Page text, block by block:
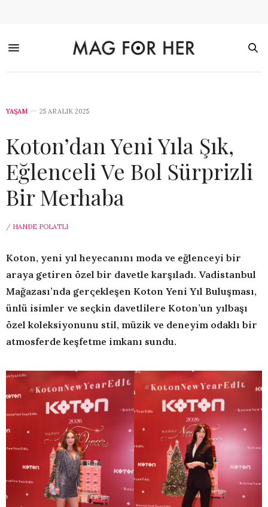
YAŞAM 25 ARALIK 2025
Koton’dan Yeni Yıla Şık,
Eğlenceli Ve Bol Sürprizli
Bir Merhaba
/ HANDE POLATLI
Koton, yeni yıl heyecanını moda ve eğlenceyi bir
araya getiren özel bir davetle karşıladı. Vadistanbul
Mağazası’nda gerçekleşen Koton Yeni Yıl Buluşması,
ünlü isimler ve seçkin davetlilere Koton’un yılbaşı
özel koleksiyonunu stil, müzik ve deneyim odaklı bir
atmosferde keşfetme imkanı sundu.